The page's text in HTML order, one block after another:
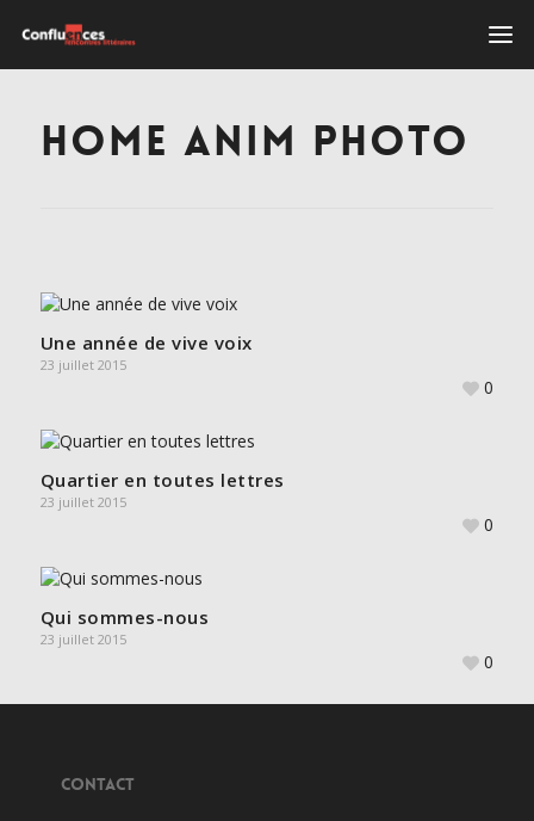
HOME ANIM PHOTO
Une année de vive voix
23 juillet 2015
0
Quartier en toutes lettres
23 juillet 2015
0
Qui sommes-nous
23 juillet 2015
0
CONTACT